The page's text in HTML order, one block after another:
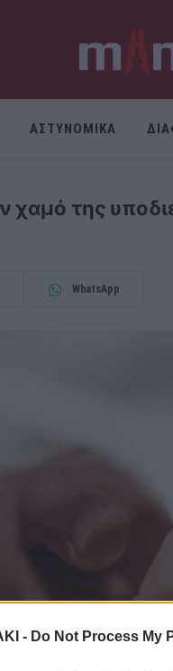
- Do Not Process My
ΑΣΤΥΝΟΜΙΚΑ
χαμό της
WhatsApp